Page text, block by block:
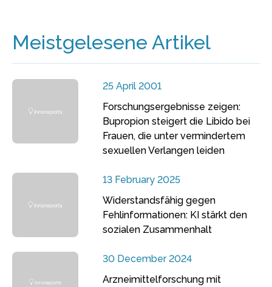
Meistgelesene Artikel
25 April 2001
Forschungsergebnisse zeigen:
Bupropion steigert die Libido bei
Frauen, die unter vermindertem
sexuellen Verlangen leiden
13 February 2025
Widerstandsfähig gegen
Fehlinformationen: KI stärkt den
sozialen Zusammenhalt
30 December 2024
Arzneimittelforschung mit